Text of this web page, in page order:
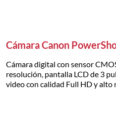
Cámara Canon
Cámara digital con sensor
resolución, pantalla LCD de 3
video con calidad Full HD y alto